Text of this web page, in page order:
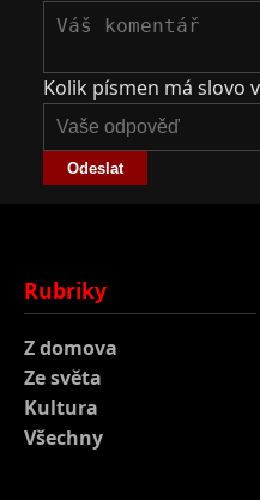
Kolik písmen má slovo
Odeslat
Rubriky
Z domova
Ze světa
Kultura
Všechny